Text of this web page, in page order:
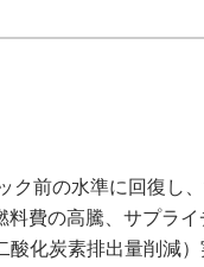
ク前の水準に回復し
費の高騰、サプラ
化炭素排出量削減